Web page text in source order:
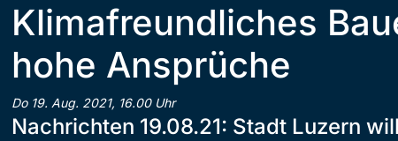
Klimafreundliches
hohe Ansprüche
Do 19. Aug. 2021, 16.00 Uhr
Nachrichten 19.08.21: Stadt Luzern